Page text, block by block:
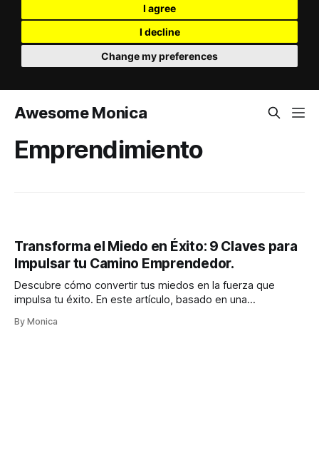
I agree
I decline
Change my preferences
Awesome Monica
Emprendimiento
Transforma el Miedo en Éxito: 9 Claves para
Impulsar tu Camino Emprendedor.
Descubre cómo convertir tus miedos en la fuerza que
impulsa tu éxito. En este artículo, basado en una
ingredientes esenciales—desde la gratitud hasta la
By Monica